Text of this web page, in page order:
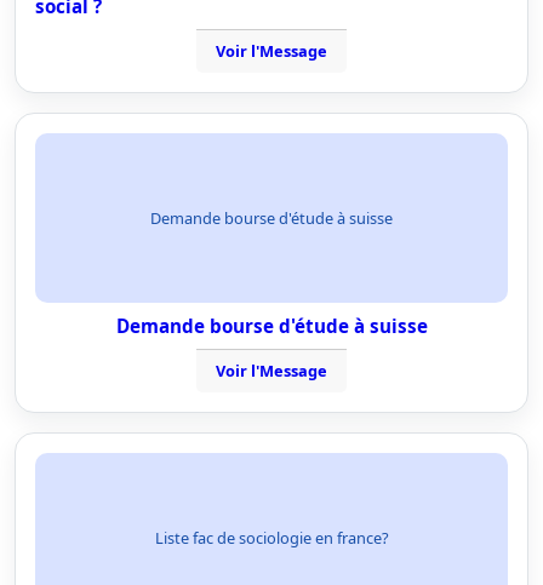
social ?
Voir l'Message
Demande bourse d'étude à suisse
Demande bourse d'étude à suisse
Voir l'Message
Liste fac de sociologie en france?